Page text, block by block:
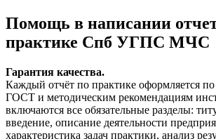
Помощь в написании
практике Спб УГПС МЧС
Гарантия качества.
Каждый отчёт по практике оформляется
ГОСТ и методическим рекомендациям
включаются все обязательные разделы:
введение, описание деятельности
характеристика задач практики, анализ